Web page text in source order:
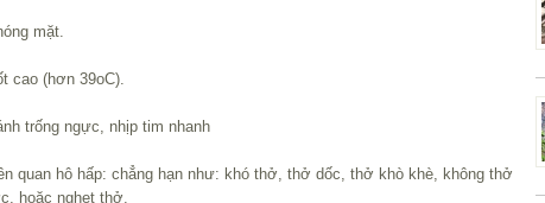
mặt.
cao (hơn 39oC).
trống ngực, nhịp tim nhanh
quan hô hấp: chẳng hạn như: khó thở, thở dốc, thở khò khè, không thở
hoặc nghẹt thở.